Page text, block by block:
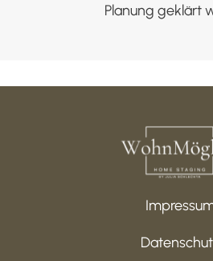
Planung geklärt